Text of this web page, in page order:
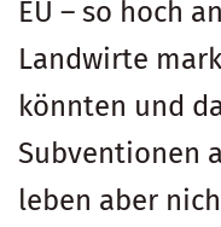
EU – so hoch
Landwirte
könnten und
Subventionen
leben aber